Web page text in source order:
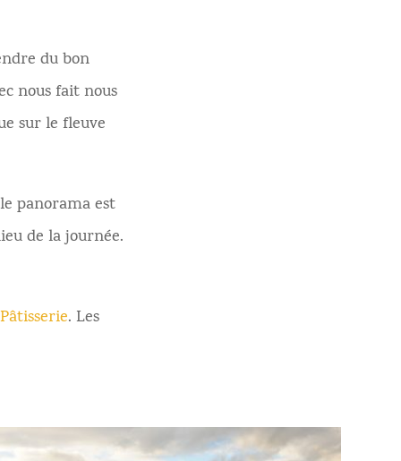
du bon
nous fait nous
sur le fleuve
panorama est
de la journée.
. Les